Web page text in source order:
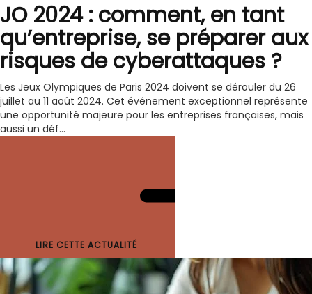
JO 2024 : comment, en tant
qu’entreprise, se préparer aux
risques de cyberattaques ?
Les Jeux Olympiques de Paris 2024 doivent se dérouler du 26
juillet au 11 août 2024. Cet événement exceptionnel représente
une opportunité majeure pour les entreprises françaises, mais
aussi un déf...
LIRE CETTE ACTUALITÉ